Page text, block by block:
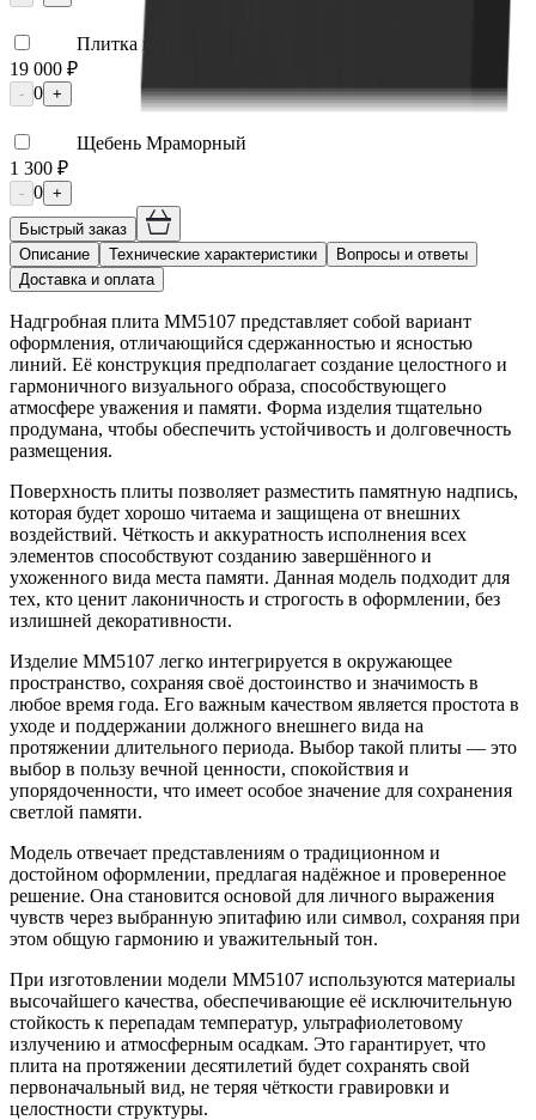
Плитка гранитная ММ5651
19 000 ₽
- 0 +
Щебень Мраморный
1 300 ₽
- 0 +
Быстрый заказ
Описание
Технические характеристики
Вопросы и ответы
Доставка и оплата
Надгробная плита ММ5107 представляет собой вариант
оформления, отличающийся сдержанностью и ясностью
линий. Её конструкция предполагает создание целостного и
гармоничного визуального образа, способствующего
атмосфере уважения и памяти. Форма изделия тщательно
продумана, чтобы обеспечить устойчивость и долговечность
размещения.
Поверхность плиты позволяет разместить памятную надпись,
которая будет хорошо читаема и защищена от внешних
воздействий. Чёткость и аккуратность исполнения всех
элементов способствуют созданию завершённого и
ухоженного вида места памяти. Данная модель подходит для
тех, кто ценит лаконичность и строгость в оформлении, без
излишней декоративности.
Изделие ММ5107 легко интегрируется в окружающее
пространство, сохраняя своё достоинство и значимость в
любое время года. Его важным качеством является простота в
уходе и поддержании должного внешнего вида на
протяжении длительного периода. Выбор такой плиты — это
выбор в пользу вечной ценности, спокойствия и
упорядоченности, что имеет особое значение для сохранения
светлой памяти.
Модель отвечает представлениям о традиционном и
достойном оформлении, предлагая надёжное и проверенное
решение. Она становится основой для личного выражения
чувств через выбранную эпитафию или символ, сохраняя при
этом общую гармонию и уважительный тон.
При изготовлении модели ММ5107 используются материалы
высочайшего качества, обеспечивающие её исключительную
стойкость к перепадам температур, ультрафиолетовому
излучению и атмосферным осадкам. Это гарантирует, что
плита на протяжении десятилетий будет сохранять свой
первоначальный вид, не теряя чёткости гравировки и
целостности структуры.